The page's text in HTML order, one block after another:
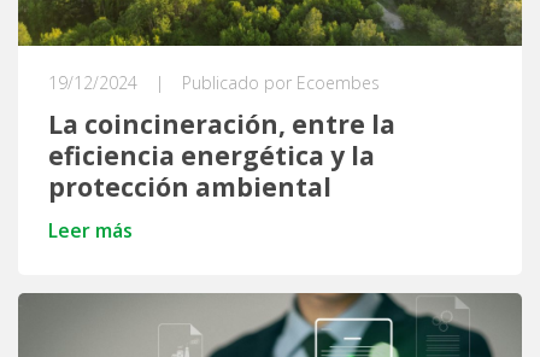
19/12/2024 | Publicado por Ecoembes
La coincineración, entre la
eficiencia energética y la
protección ambiental
Leer más